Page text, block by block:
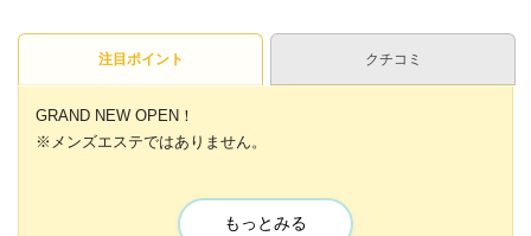
注目ポイント クチコミ
GRAND NEW OPEN！
※メンズエステではありません。
実現できる最高水準の給与体系💖もっとみる